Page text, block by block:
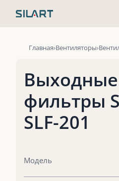
Главная Вентиляторы
Выходные
фильтры
SLF-201
Модель